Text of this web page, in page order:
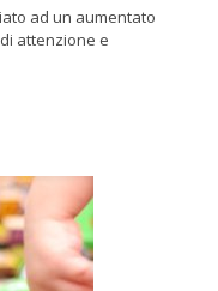
ad un aumentato
attenzione e